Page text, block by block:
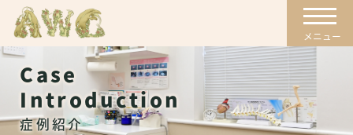
Case
Introduction
症例紹介